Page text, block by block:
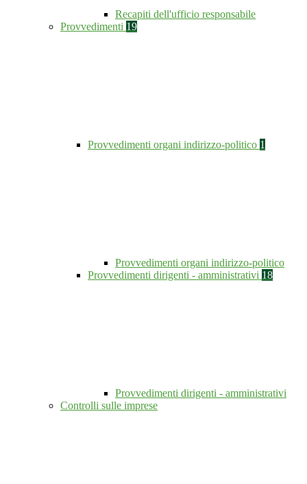
Recapiti dell'ufficio responsabile
Provvedimenti 19
Provvedimenti organi indirizzo-politico 1
Provvedimenti organi indirizzo-politico
Provvedimenti dirigenti - amministrativi 18
Provvedimenti dirigenti - amministrativi
Controlli sulle imprese